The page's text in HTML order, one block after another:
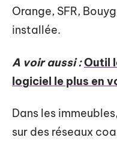
Orange, SFR,
installée.
A voir aussi :Outil
logiciel le plus en
Dans les
sur des réseaux